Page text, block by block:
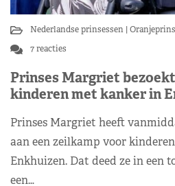
Nederlandse prinsessen
7 reacties
Prinses Margriet
kinderen met kanker in
Prinses Margriet heeft
aan een zeilkamp voor
Enkhuizen. Dat deed ze in een
een…